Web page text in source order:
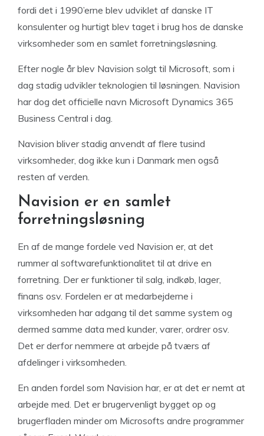
fordi det i 1990’erne blev udviklet af danske IT
konsulenter og hurtigt blev taget i brug hos de danske
virksomheder som en samlet forretningsløsning.
Efter nogle år blev Navision solgt til Microsoft, som i
dag stadig udvikler teknologien til løsningen. Navision
har dog det officielle navn Microsoft Dynamics 365
Business Central i dag.
Navision bliver stadig anvendt af flere tusind
virksomheder, dog ikke kun i Danmark men også
resten af verden.
Navision er en samlet
forretningsløsning
En af de mange fordele ved Navision er, at det
rummer al softwarefunktionalitet til at drive en
forretning. Der er funktioner til salg, indkøb, lager,
finans osv. Fordelen er at medarbejderne i
virksomheden har adgang til det samme system og
dermed samme data med kunder, varer, ordrer osv.
Det er derfor nemmere at arbejde på tværs af
afdelinger i virksomheden.
En anden fordel som Navision har, er at det er nemt at
arbejde med. Det er brugervenligt bygget op og
brugerfladen minder om Microsofts andre programmer